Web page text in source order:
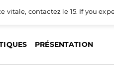
vitale, contactez le 15. If you
PRÉSENTATION